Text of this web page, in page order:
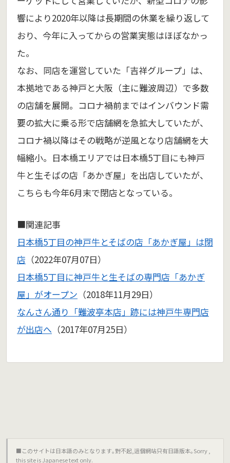
響により2020年以降は長期間の休業を繰り返して
おり、今年に入ってからの営業実態はほぼなかっ
た。
なお、同店を運営していた「吉祥グループ」は、
本拠地である神戸と大阪（主に難波周辺）で多数
の店舗を展開。コロナ禍前まではインバウンド需
要の拡大に乗る形で店舗網を急拡大していたが、
コロナ禍以降はその戦略が逆風となり店舗網を大
幅縮小。日本橋エリアでは日本橋5丁目にも神戸
牛と生そばの店「あかぎ屋」を出店していたが、
こちらも今年6月末で閉店となっている。
■関連記事
日本橋5丁目の神戸牛とそばの店「あかぎ屋」は閉
店 （2022年07月07日）
日本橋5丁目に神戸牛と生そばの専門店「あかぎ
屋」がオープン （2018年11月29日）
なんさん通り「難波亭本店」跡には神戸牛専門店
が出店へ （2017年07月25日）
■このサイトは日本語のみとなります｡對不起,這個網站只有日語版本｡Sorry ,
this site is Japanese text only.